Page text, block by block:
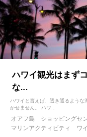
ハワイ観光はまず
な...
ハワイと言えば、透き通るような
かせません。 ハワ...
オアフ島 ショッピングセ
マリンアクティビティ
ワ